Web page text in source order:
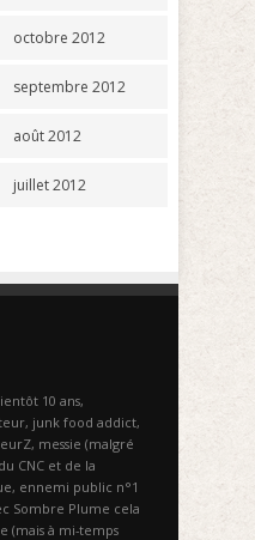
octobre 2012
septembre 2012
août 2012
juillet 2012
10 ans,
junk food addict,
messie (malgré
CNC et de la
ennemi public n°1
Sombre Plume cela
(mais à mi-temps